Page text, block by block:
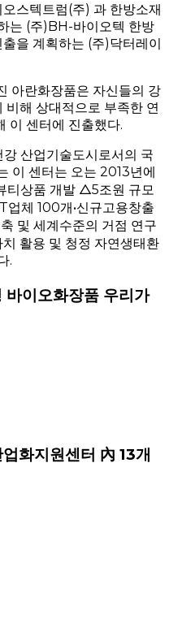
스텍트럼(주) 과 한방소재
는 (주)BH-바이오텍 한방
을 계획하는 (주)닥터레이
아란화장품은 자신들의 강
해 상대적으로 부족한 연
이 센터에 진출했다.
산업기술도시로서의 국
이 센터는 오는 2013년에
티상품 개발 △5조원 규모
체 100개•신규고용창출
및 세계수준의 거점 연구
활용 및 청정 자연생태환
.
바이오화장품 우리가
화지원센터 內 13개